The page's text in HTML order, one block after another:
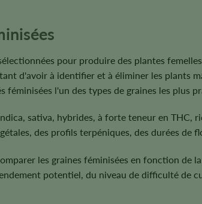
pour produire des plantes
d'avoir à identifier et à éliminer les plants
l'un des types de graines les plus
sativa, hybrides, à forte teneur en THC,
des profils terpéniques, des durées de
les graines féminisées en fonction de
potentiel, du niveau de difficulté de